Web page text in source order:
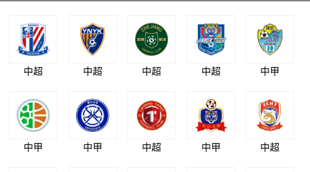
中超 中超 中超 中超 中甲
中甲 中甲 中超 中甲 中超